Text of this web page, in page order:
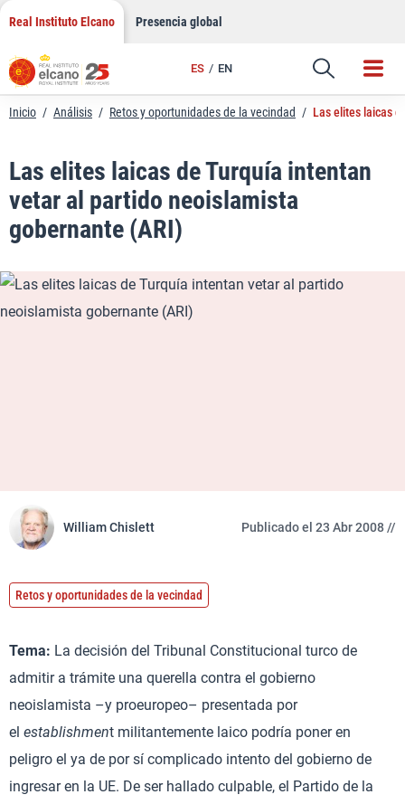
Saltar
contenido
Real Instituto Elcano Presencia global
ES EN
Enlace
Inicio / Análisis / Retos y oportunidades de la vecindad / Las elites laicas
Las elites laicas de Turquía intentan
vetar al partido neoislamista
gobernante (ARI)
William Chislett Publicado el 23 Abr 2008 //
Retos y oportunidades de la vecindad
Tema: La decisión del Tribunal Constitucional turco de
admitir a trámite una querella contra el gobierno
neoislamista –y proeuropeo– presentada por
el establishment militantemente laico podría poner en
peligro el ya de por sí complicado intento del gobierno de
ingresar en la UE. De ser hallado culpable, el Partido de la